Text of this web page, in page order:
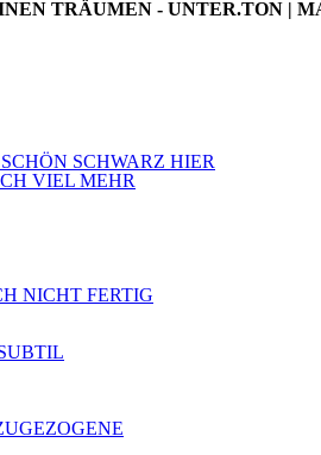
TRÄUMEN - UNTER.TON |
SCHWARZ HIER
VIEL MEHR
NICHT FERTIG